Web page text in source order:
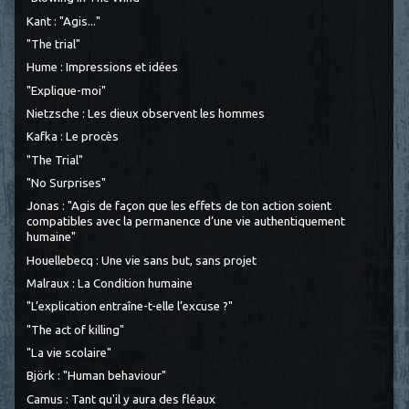
Kant : "Agis..."
"The trial"
Hume : Impressions et idées
"Explique-moi"
Nietzsche : Les dieux observent les hommes
Kafka : Le procès
"The Trial"
"No Surprises"
Jonas : "Agis de façon que les effets de ton action soient
compatibles avec la permanence d’une vie authentiquement
humaine"
Houellebecq : Une vie sans but, sans projet
Malraux : La Condition humaine
"L’explication entraîne-t-elle l’excuse ?"
"The act of killing"
"La vie scolaire"
Björk : "Human behaviour"
Camus : Tant qu'il y aura des fléaux